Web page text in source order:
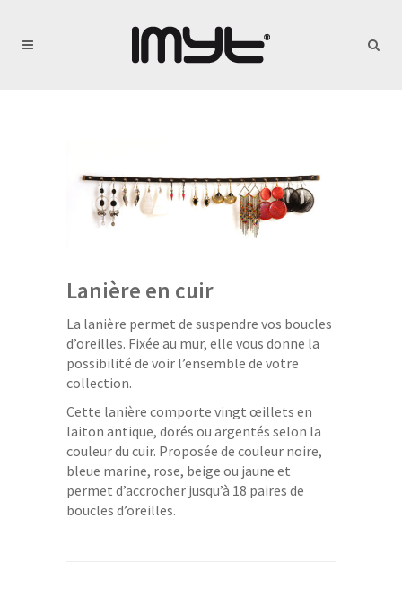
Lanière en cuir
La lanière permet de suspendre vos boucles
d’oreilles. Fixée au mur, elle vous donne la
possibilité de voir l’ensemble de votre
collection.
Cette lanière comporte vingt œillets en
laiton antique, dorés ou argentés selon la
couleur du cuir. Proposée de couleur noire,
bleue marine, rose, beige ou jaune et
permet d’accrocher jusqu’à 18 paires de
boucles d’oreilles.